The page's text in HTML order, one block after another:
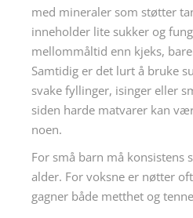
med mineraler som støtter
inneholder lite sukker og
mellommåltid enn kjeks,
Samtidig er det lurt å bruke
svake fyllinger, isinger eller
siden harde matvarer kan
noen.
For små barn må konsistens
alder. For voksne er nøtter
gagner både metthet og